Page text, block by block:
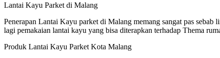
Lantai Kayu Parket di Malang
Penerapan Lantai Kayu parket di Malang memang sangat pas sebab
lagi pemakaian lantai kayu yang bisa diterapkan terhadap Thema
Produk Lantai Kayu Parket Kota Malang